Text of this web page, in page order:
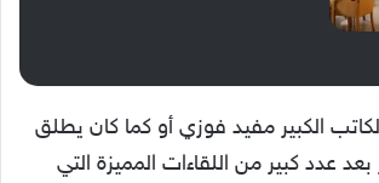
الكبير مفيد فوزي أو كما كان يطلق
عدد كبير من اللقاءات المميزة التي